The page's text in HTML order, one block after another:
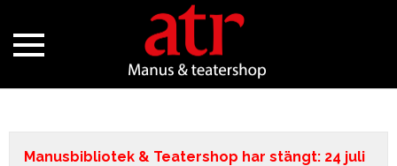
Manusbibliotek & Teatershop har stängt: 24 juli